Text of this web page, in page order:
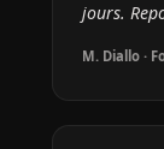
jours.
M. Diallo ·